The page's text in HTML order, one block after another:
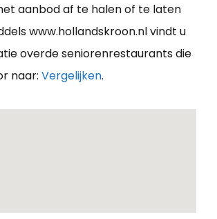
aanbod af te halen of te laten
www.hollandskroon.nl vindt u
overde seniorenrestaurants die
naar: Vergelijken.